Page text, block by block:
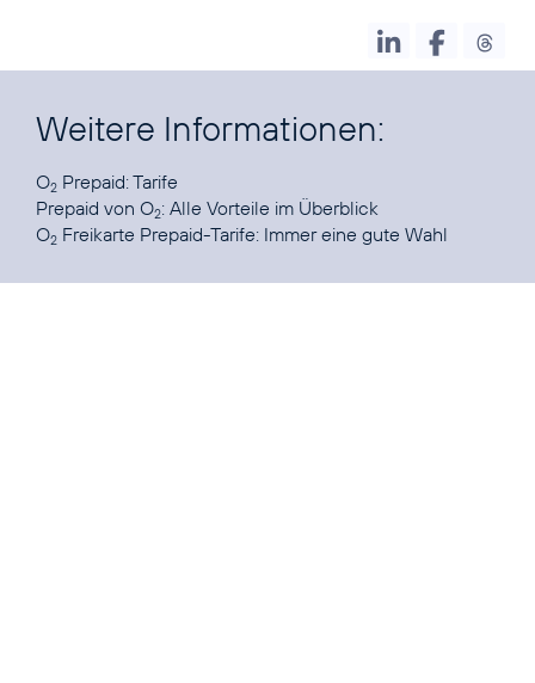
Weitere Informationen:
O2 Prepaid: Tarife
Prepaid von O2: Alle Vorteile im Überblick
O2 Freikarte Prepaid-Tarife: Immer eine gute Wahl